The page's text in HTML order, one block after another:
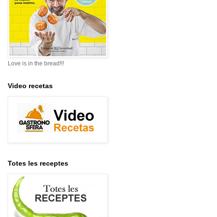
Love is in the bread!!!
Video recetas
Totes les receptes